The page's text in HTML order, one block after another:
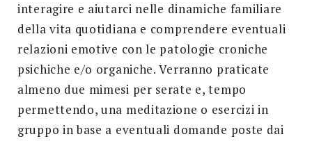
interagire e aiutarci nelle dinamiche familiare
della vita quotidiana e comprendere eventuali
relazioni emotive con le patologie croniche
psichiche e/o organiche. Verranno praticate
almeno due mimesi per serate e, tempo
permettendo, una meditazione o esercizi in
gruppo in base a eventuali domande poste dai